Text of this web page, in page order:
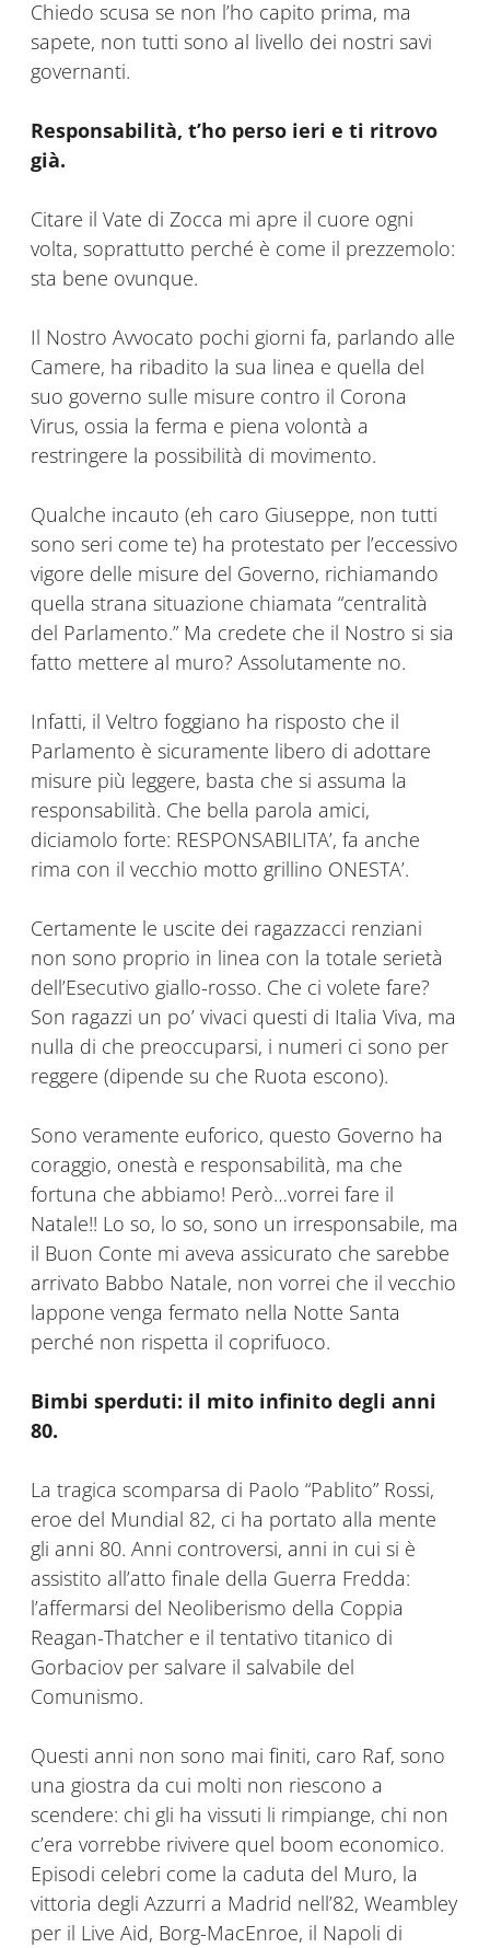
Chiedo scusa se non l’ho capito prima, ma
sapete, non tutti sono al livello dei nostri savi
governanti.
Responsabilità, t’ho perso ieri e ti ritrovo
già.
Citare il Vate di Zocca mi apre il cuore ogni
volta, soprattutto perché è come il prezzemolo:
sta bene ovunque.
Il Nostro Avvocato pochi giorni fa, parlando alle
Camere, ha ribadito la sua linea e quella del
suo governo sulle misure contro il Corona
Virus, ossia la ferma e piena volontà a
restringere la possibilità di movimento.
Qualche incauto (eh caro Giuseppe, non tutti
sono seri come te) ha protestato per l’eccessivo
vigore delle misure del Governo, richiamando
quella strana situazione chiamata “centralità
del Parlamento.” Ma credete che il Nostro si sia
fatto mettere al muro? Assolutamente no.
Infatti, il Veltro foggiano ha risposto che il
Parlamento è sicuramente libero di adottare
misure più leggere, basta che si assuma la
responsabilità. Che bella parola amici,
diciamolo forte: RESPONSABILITA’, fa anche
rima con il vecchio motto grillino ONESTA’.
Certamente le uscite dei ragazzacci renziani
non sono proprio in linea con la totale serietà
dell’Esecutivo giallo-rosso. Che ci volete fare?
Son ragazzi un po’ vivaci questi di Italia Viva, ma
nulla di che preoccuparsi, i numeri ci sono per
reggere (dipende su che Ruota escono).
Sono veramente euforico, questo Governo ha
coraggio, onestà e responsabilità, ma che
fortuna che abbiamo! Però…vorrei fare il
Natale!! Lo so, lo so, sono un irresponsabile, ma
il Buon Conte mi aveva assicurato che sarebbe
arrivato Babbo Natale, non vorrei che il vecchio
lappone venga fermato nella Notte Santa
perché non rispetta il coprifuoco.
Bimbi sperduti: il mito infinito degli anni
80.
La tragica scomparsa di Paolo “Pablito” Rossi,
eroe del Mundial 82, ci ha portato alla mente
gli anni 80. Anni controversi, anni in cui si è
assistito all’atto finale della Guerra Fredda:
l’affermarsi del Neoliberismo della Coppia
Reagan-Thatcher e il tentativo titanico di
Gorbaciov per salvare il salvabile del
Comunismo.
Questi anni non sono mai finiti, caro Raf, sono
una giostra da cui molti non riescono a
scendere: chi gli ha vissuti li rimpiange, chi non
c’era vorrebbe rivivere quel boom economico.
Episodi celebri come la caduta del Muro, la
vittoria degli Azzurri a Madrid nell’82, Weambley
per il Live Aid, Borg-MacEnroe, il Napoli di